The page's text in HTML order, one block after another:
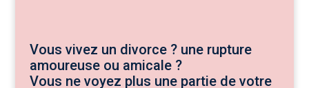
Vous vivez un divorce ? une rupture
amoureuse ou amicale ?
Vous ne voyez plus une partie de votre